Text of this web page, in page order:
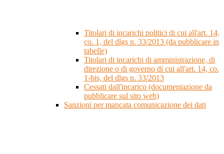
Titolari di incarichi politici di cui all'art. 14,
co. 1, del dlgs n. 33/2013 (da pubblicare in
tabelle)
Titolari di incarichi di amministrazione, di
direzione o di governo di cui all'art. 14, co.
1-bis, del dlgs n. 33/2013
Cessati dall'incarico (documentazione da
pubblicare sul sito web)
Sanzioni per mancata comunicazione dei dati